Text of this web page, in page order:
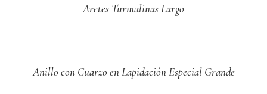
Aretes Turmalinas Largo
Anillo con Cuarzo en Lapidación Especial Grande